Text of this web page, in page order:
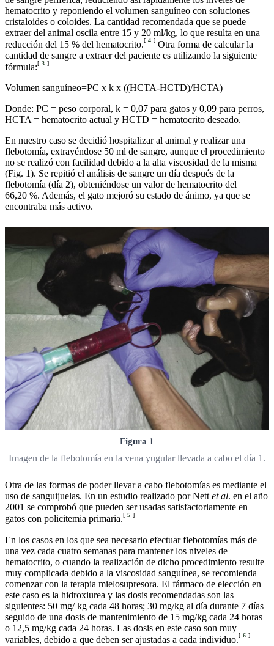
hematocrito y reponiendo el volumen sanguíneo con soluciones
cristaloides o coloides. La cantidad recomendada que se puede
extraer del animal oscila entre 15 y 20 ml/kg, lo que resulta en una
reducción del 15 % del hematocrito.[ 4 ] Otra forma de calcular la
cantidad de sangre a extraer del paciente es utilizando la siguiente
fórmula:[ 3 ]
Volumen sanguíneo=PC x k x ((HCTA-HCTD)/HCTA)
Donde: PC = peso corporal, k = 0,07 para gatos y 0,09 para perros,
HCTA = hematocrito actual y HCTD = hematocrito deseado.
En nuestro caso se decidió hospitalizar al animal y realizar una
flebotomía, extrayéndose 50 ml de sangre, aunque el procedimiento
no se realizó con facilidad debido a la alta viscosidad de la misma
(Fig. 1). Se repitió el análisis de sangre un día después de la
flebotomía (día 2), obteniéndose un valor de hematocrito del
66,20 %. Además, el gato mejoró su estado de ánimo, ya que se
encontraba más activo.
Figura 1
Imagen de la flebotomía en la vena yugular llevada a cabo el día 1.
Otra de las formas de poder llevar a cabo flebotomías es mediante el
uso de sanguijuelas. En un estudio realizado por Nettet al. en el año
2001 se comprobó que pueden ser usadas satisfactoriamente en
gatos con policitemia primaria.[ 5 ]
En los casos en los que sea necesario efectuar flebotomías más de
una vez cada cuatro semanas para mantener los niveles de
hematocrito, o cuando la realización de dicho procedimiento resulte
muy complicada debido a la viscosidad sanguínea, se recomienda
comenzar con la terapia mielosupresora. El fármaco de elección en
este caso es la hidroxiurea y las dosis recomendadas son las
siguientes: 50 mg/ kg cada 48 horas; 30 mg/kg al día durante 7 días
seguido de una dosis de mantenimiento de 15 mg/kg cada 24 horas
o 12,5 mg/kg cada 24 horas. Las dosis en este caso son muy
variables, debido a que deben ser ajustadas a cada individuo.[ 6 ]